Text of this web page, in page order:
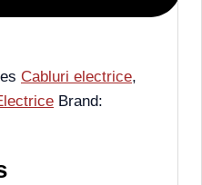
Cabluri electrice,
Brand: